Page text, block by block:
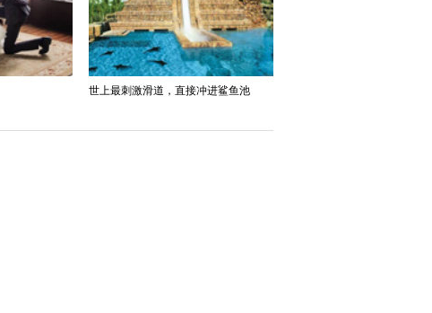
世上最刺激滑道，直接冲进鲨鱼池